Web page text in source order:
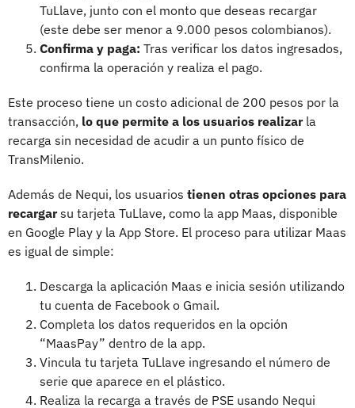
TuLlave, junto con el monto que deseas recargar
(este debe ser menor a 9.000 pesos colombianos).
Confirma y paga: Tras verificar los datos ingresados,
confirma la operación y realiza el pago.
Este proceso tiene un costo adicional de 200 pesos por la
transacción, lo que permite a los usuarios realizarla
recarga sin necesidad de acudir a un punto físico de
TransMilenio.
Además de Nequi, los usuarios tienen otras opciones para
recargarsu tarjeta TuLlave, como la app Maas, disponible
en Google Play y la App Store. El proceso para utilizar Maas
es igual de simple:
Descarga la aplicación Maas e inicia sesión utilizando
tu cuenta de Facebook o Gmail.
Completa los datos requeridos en la opción
“MaasPay” dentro de la app.
Vincula tu tarjeta TuLlave ingresando el número de
serie que aparece en el plástico.
Realiza la recarga a través de PSE usando Nequi